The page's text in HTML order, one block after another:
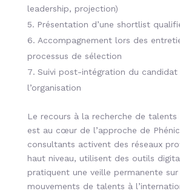
leadership, projection)
Présentation d’une shortlist
Accompagnement lors des
processus de sélection
Suivi post-intégration du candidat
l’organisation
Le recours à la recherche de talents
est au cœur de l’approche de
consultants activent des réseaux
haut niveau, utilisent des outils
pratiquent une veille permanente sur
mouvements de talents à